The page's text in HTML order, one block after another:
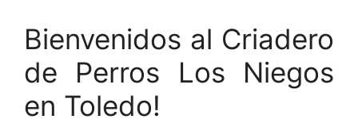
Bienvenidos al Criadero
de Perros Los Niegos
en Toledo!